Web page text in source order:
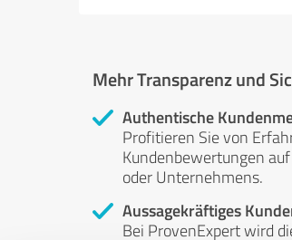
Mehr Transparenz und
Authentische
Profitieren Sie von
Kundenbewertungen
oder Unternehmens.
Aussagekräftiges
Bei ProvenExpert wird